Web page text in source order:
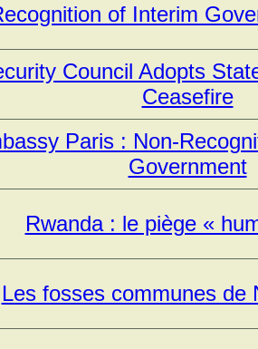
of Interim
Council Adopts
Ceasefire
Paris : Non-
Government
Rwanda : le piège «
Les fosses communes de